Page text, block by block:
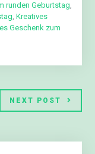
runden Geburtstag,
,Kreatives
Geschenk zum
NEXT POST